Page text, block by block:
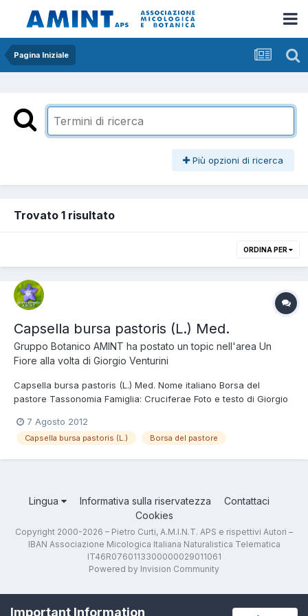
Pagina Iniziale
Più opzioni di ricerca
Trovato 1 risultato
ORDINA PER
Capsella bursa pastoris (L.) Med.
Gruppo Botanico AMINT ha postato un topic nell'area Un
Fiore alla volta di Giorgio Venturini
Capsella bursa pastoris (L.) Med. Nome italiano Borsa del
pastore Tassonomia Famiglia: Cruciferae Foto e testo di Giorgio
rosette basali. Le foglie del fusto sono lanceloate e avvolgono il
fusto all’origine. Fiori bianchi...
7 Agosto 2012
Capsella bursa pastoris (L.) Borsa del pastore
Lingua Informativa sulla riservatezza
Contattaci
Cookies
Copyright 2000-2026 – Pietro Curti, A.M.I.N.T. APS e rispettivi Autori –
IBAN Associazione Micologica Italiana Naturalistica Telematica
IT46R0760113300000029011061
Powered by Invision Community
Important Information